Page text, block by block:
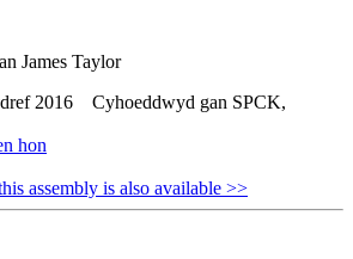
James Taylor
2016 Cyhoeddwyd gan SPCK,
assembly is also available >>